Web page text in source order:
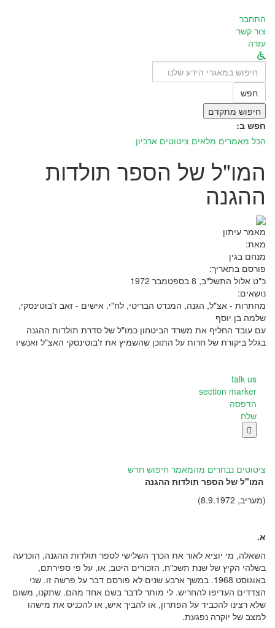
התחבר
צור קשר
עזרה
ב:
חפש
חיפוש מתקדם
חפש ב:
הכל מאמרים מלאים ציטוטים ארכיון
המו"ל של הספר תולדות
ההגנה
מאמר עיתון
מאת:
מנחם בגין
פורסם בתאריך:
כ"ט אלול התשל"ב, 8 בספטמבר 1972
נושאים:
מחתרות - אצ"ל, הגנה, המנדט הבריטי, לח"י. אישים - זאב ז'בוטינסקי,
שלמה בן יוסף
עם עובד החליף את משרד הביטחון כמו"ל של סדרת תולדות ההגנה
בגלל ביקורת של חרות על התוכן שהשמיץ את ז'בוטינסקי האצ"ל ואנשיו
talk us
section marker
הדפסה
שלח

ציטוטים נבחרים מהמאמר חיפוש חדש
המו"ל של הספר תולדות ההגנה
(מעריב, 8.9.1972)
א.
השאלה, מי יוציא לאור את הכרך השלישי לספר תולדות ההגנה, הוכרעה
בשלהי הקיץ של שנת תשכ"ח, הזכורים היטב, או, על פי ספירתם,
באוגוסט 1968. במשך ארבע שנים לא פורסם דבר על פרשה זו. שני
הצדדים העדיפו להחריש. לי מותר לדבר בשם אחד מהם. שתקנו, משום
שלא רצינו להכביד על הפתרון, או להביך איש, או להכניס את מישהו
למצב של יוקרה נפגעת.